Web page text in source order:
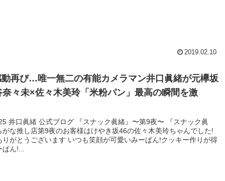
2019.02.10
再び…唯一無二の有能カメラマン井口眞緒が元欅坂
奈々未×佐々木美玲「米粉パン」最高の瞬間を激
井口眞緒 公式ブログ 『スナック眞緒』〜第9夜〜 『スナック眞
がな推し店第9夜のお客様はけやき坂46の佐々木美玲ちゃんでした!
りがとうございます いつも笑顔が可愛いみーぱん!クッキー作りが得
ん!...